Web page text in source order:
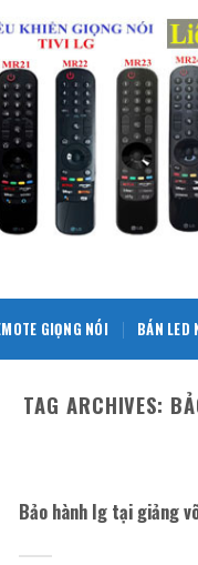
GIỌNG NÓI BÁN LED
TAG ARCHIVES:
Bảo hành lg tại giảng